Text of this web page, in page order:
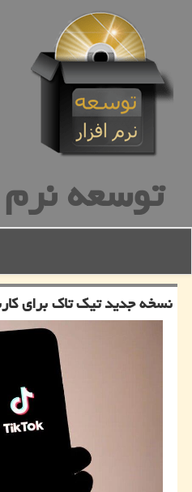
توسعه نرم
نسخه جدید تیک تاک برای